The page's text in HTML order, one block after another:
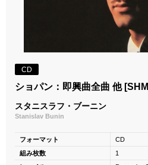
CD
ショパン：即興曲全曲 他
スタニスラフ・ブーニン
Stanislav Bunin
フォーマット
CD
組み枚数
1